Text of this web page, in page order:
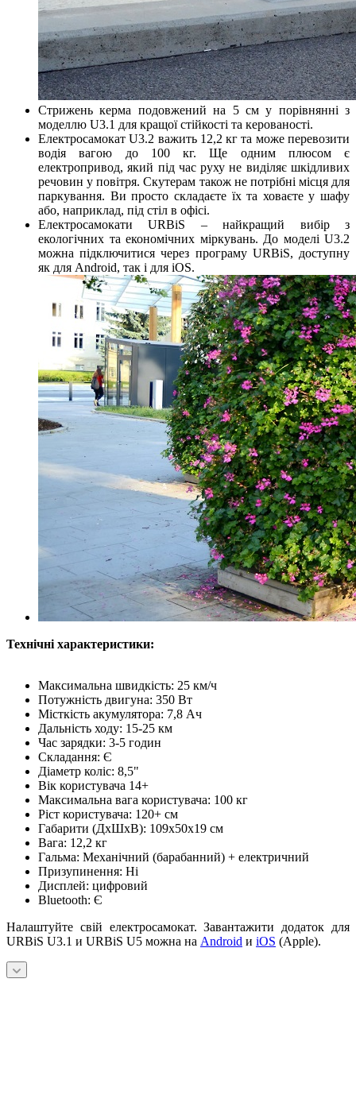
Стрижень керма подовжений на 5 см у порівнянні з
моделлю U3.1 для кращої стійкості та керованості.
Електросамокат U3.2 важить 12,2 кг та може перевозити
водія вагою до 100 кг. Ще одним плюсом є
електропривод, який під час руху не виділяє шкідливих
речовин у повітря. Скутерам також не потрібні місця для
паркування. Ви просто складаєте їх та ховаєте у шафу
або, наприклад, під стіл в офісі.
Електросамокати URBiS – найкращий вибір з
екологічних та економічних міркувань. До моделі U3.2
можна підключитися через програму URBiS, доступну
як для Android, так і для iOS.
Технічні характеристики:
Максимальна швидкість: 25 км/ч
Потужність двигуна: 350 Вт
Місткість акумулятора: 7,8 Ач
Дальність ходу: 15-25 км
Час зарядки: 3-5 годин
Складання: Є
Діаметр коліс: 8,5"
Вік користувача 14+
Максимальна вага користувача: 100 кг
Ріст користувача: 120+ см
Габарити (ДхШхВ): 109х50х19 см
Вага: 12,2 кг
Гальма: Механічний (барабанний) + електричний
Призупинення: Ні
Дисплей: цифровий
Bluetooth: Є
Налаштуйте свій електросамокат. Завантажити додаток для
URBiS U3.1 и URBiS U5 можна на Android и iOS (Apple).